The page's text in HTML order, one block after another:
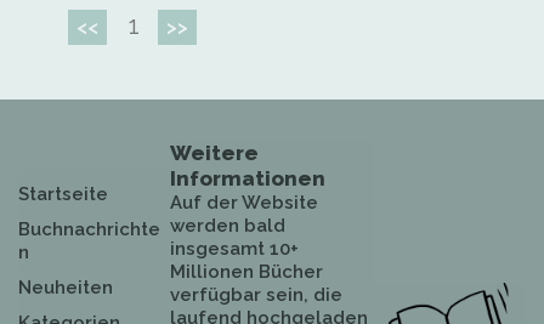
<< 1 >>
Startseite
Buchnachrichte
n
Neuheiten
Weitere
Informationen
Auf der Website
werden bald
insgesamt 10+
Millionen Bücher
verfügbar sein, die
laufend hochgeladen